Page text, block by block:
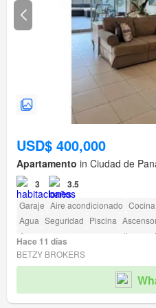
USD$ 400,000
Apartamento in Ciudad de
3 3.5
Garaje Aire acondicionado
Agua Seguridad Piscina
Acceso para personas con
Hace 11 días
BETZY BROKERS